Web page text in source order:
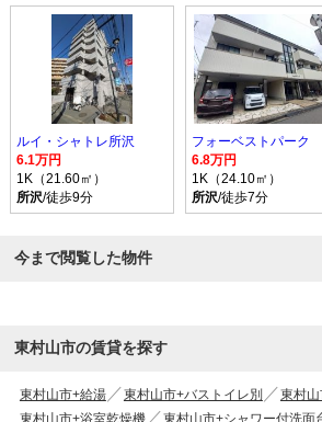
ルイ・シャトレ所沢
6.1万円
1K（21.60㎡）
所沢/徒歩9分
フォーベストパーク
6.8万円
1K（24.10㎡）
所沢/徒歩7分
今まで閲覧した物件
東村山市の賃貸を探す
東村山市+給湯 東村山市+バストイレ別
東村
東村山市+浴室乾燥機
東村山市+シャワー付洗面